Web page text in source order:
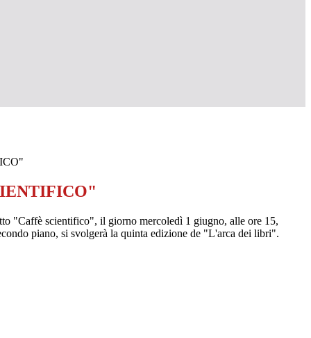
"Caffè scientifico", il giorno mercoledì 1 giugno, alle ore 15,
piano, si svolgerà la quinta edizione de "L'arca dei libri".